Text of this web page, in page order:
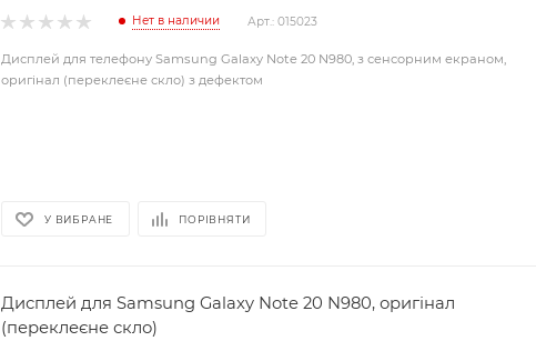
Нет в наличии Арт.: 015023
Дисплей для телефону Samsung Galaxy Note 20 N980, з сенсорним екраном,
оригінал (переклеєне скло) з дефектом
У ВИБРАНЕ ПОРІВНЯТИ
Дисплей для Samsung Galaxy Note 20 N980, оригінал
(переклеєне скло)